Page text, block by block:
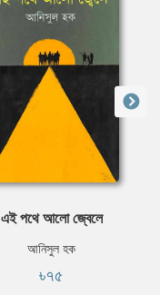
এই পথে আলো জ্বেলে
আনিসুল হক
৳৭৫